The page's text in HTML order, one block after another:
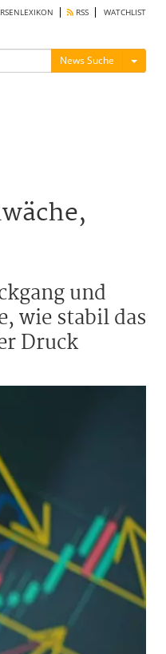
RSS WATCHLIST
News Suche Menü
und
wie stabil das
Druck